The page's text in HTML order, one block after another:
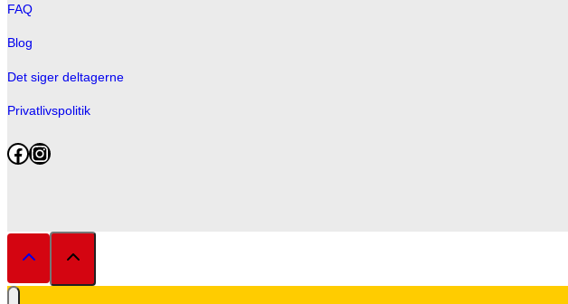
FAQ
Blog
Det siger deltagerne
Privatlivspolitik
Facebook
Instagram